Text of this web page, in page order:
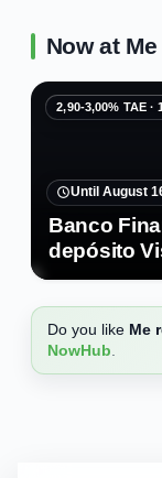
Now at
2,90-3,00% TAE ·
Until August
Banco
depósito
hasta
Do you like Me
NowHub